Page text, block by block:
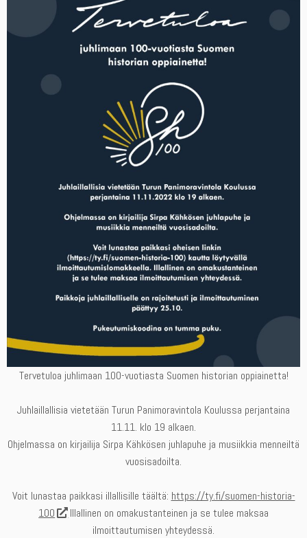
Tervetuloa juhlimaan 100-vuotiasta Suomen historian oppiainetta!
Juhlaillallisia vietetään Turun Panimoravintola Koulussa perjantaina
11.11. klo 19 alkaen.
Ohjelmassa on kirjailija Sirpa Kähkösen juhlapuhe ja musiikkia menneiltä
vuosisadoilta.
Voit lunastaa paikkasi illallisille täältä: https://ty.fi/suomen-historia-
100
Illallinen on omakustanteinen ja se tulee maksaa
ilmoittautumisen yhteydessä.